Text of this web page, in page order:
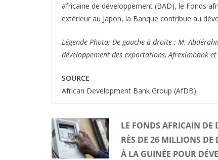
africaine de développement (BAD), le Fonds
extérieur au Japon, la Banque contribue au
Légende Photo: De gauche à droite : M.
développement des exportations, Afreximbank
SOURCE
African Development Bank Group (AfDB)
LE FONDS AFRICAIN DE
RÈS DE 26 MILLIONS DE
À LA GUINÉE POUR